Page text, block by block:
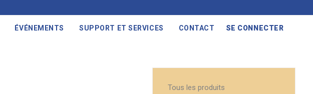
ÉVÉNEMENTS SUPPORT ET SERVICES CONTACT SE CONNECTER
Tous les produits